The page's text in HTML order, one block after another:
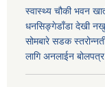
स्वास्थ्य चौकी भवन
धनसिङ्गेडाँडा देखी
सोमबारे सडक
लागि अनलाईन